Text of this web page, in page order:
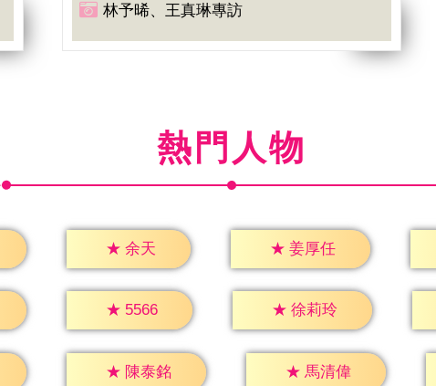
林予晞、王真琳專訪
熱門人物
★ 余天 ★ 姜厚任
★ 5566 ★ 徐莉玲
★ 陳泰銘 ★ 馬清偉